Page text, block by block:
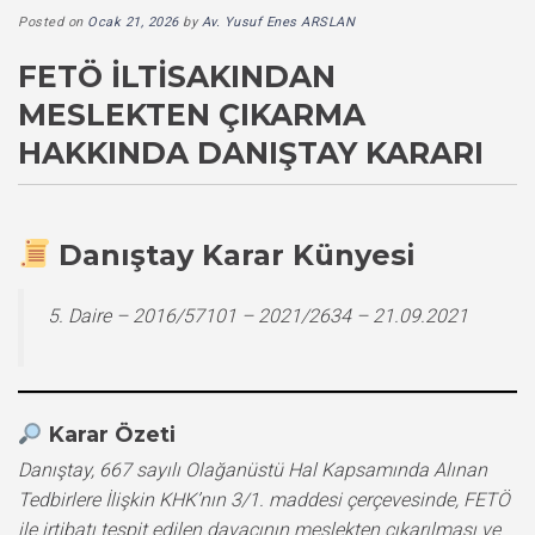
Posted on Ocak 21, 2026byAv. Yusuf Enes ARSLAN
FETÖ İLTISAKINDAN
MESLEKTEN ÇIKARMA
HAKKINDA DANIŞTAY KARARI
Danıştay Karar Künyesi
5. Daire – 2016/57101 – 2021/2634 – 21.09.2021
Karar Özeti
Danıştay, 667 sayılı Olağanüstü Hal Kapsamında Alınan
Tedbirlere İlişkin KHK’nın 3/1. maddesi çerçevesinde, FETÖ
ile irtibatı tespit edilen davacının meslekten çıkarılması ve